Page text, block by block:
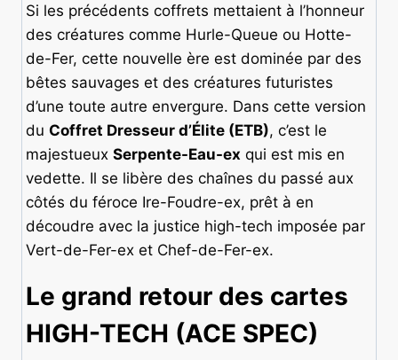
Si les précédents coffrets mettaient à l’honneur
des créatures comme Hurle-Queue ou Hotte-
de-Fer, cette nouvelle ère est dominée par des
bêtes sauvages et des créatures futuristes
d’une toute autre envergure. Dans cette version
du Coffret Dresseur d’Élite (ETB), c’est le
majestueux Serpente-Eau-ex qui est mis en
vedette. Il se libère des chaînes du passé aux
côtés du féroce Ire-Foudre-ex, prêt à en
découdre avec la justice high-tech imposée par
Vert-de-Fer-ex et Chef-de-Fer-ex.
Le grand retour des cartes
HIGH-TECH (ACE SPEC)